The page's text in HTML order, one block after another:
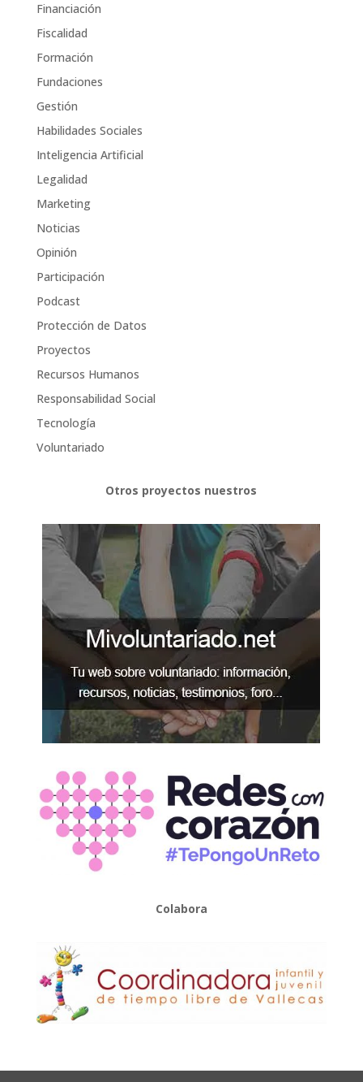
Financiación
Fiscalidad
Formación
Fundaciones
Gestión
Habilidades Sociales
Inteligencia Artificial
Legalidad
Marketing
Noticias
Opinión
Participación
Podcast
Protección de Datos
Proyectos
Recursos Humanos
Responsabilidad Social
Tecnología
Voluntariado
Otros proyectos nuestros
Colabora